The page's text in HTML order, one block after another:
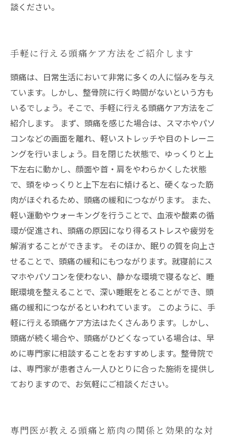
談ください。
手軽に行える頭痛ケア方法をご紹介します
頭痛は、日常生活において非常に多くの人に悩みを与え
ています。しかし、整骨院に行く時間がないという方も
いるでしょう。そこで、手軽に行える頭痛ケア方法をご
紹介します。 まず、頭痛を感じた場合は、スマホやパソ
コンなどの画面を離れ、軽いストレッチや目のトレーニ
ングを行いましょう。目を閉じた状態で、ゆっくりと上
下左右に動かし、顔面や首・肩をやわらかくした状態
で、頭をゆっくりと上下左右に傾けると、硬くなった筋
肉がほぐれるため、頭痛の緩和につながります。 また、
軽い運動やウォーキングを行うことで、血液や酸素の循
環が促進され、頭痛の原因になり得るストレスや疲労を
解消することができます。 そのほか、眠りの質を向上さ
せることで、頭痛の緩和にもつながります。就寝前にス
マホやパソコンを使わない、静かな環境で寝るなど、睡
眠環境を整えることで、深い睡眠をとることができ、頭
痛の緩和につながるといわれています。 このように、手
軽に行える頭痛ケア方法はたくさんあります。しかし、
頭痛が続く場合や、頭痛がひどくなっている場合は、早
めに専門家に相談することをおすすめします。整骨院で
は、専門家が患者さん一人ひとりに合った施術を提供し
ておりますので、お気軽にご相談ください。
専門医が教える頭痛と筋肉の関係と効果的な対